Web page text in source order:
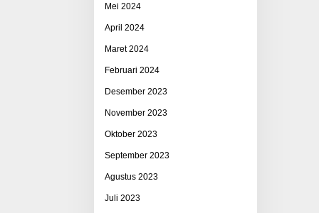
Mei 2024
April 2024
Maret 2024
Februari 2024
Desember 2023
November 2023
Oktober 2023
September 2023
Agustus 2023
Juli 2023